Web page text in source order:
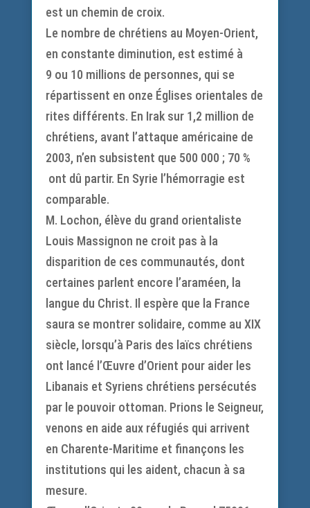
est un chemin de croix.
Le nombre de chrétiens au Moyen-Orient,
en constante diminution, est estimé à
9 ou 10 millions de personnes, qui se
répartissent en onze Églises orientales de
rites différents. En Irak sur 1,2 million de
chrétiens, avant l’attaque américaine de
2003, n’en subsistent que 500 000 ; 70 %
ont dû partir. En Syrie l’hémorragie est
comparable.
M. Lochon, élève du grand orientaliste
Louis Massignon ne croit pas à la
disparition de ces communautés, dont
certaines parlent encore l’araméen, la
langue du Christ. Il espère que la France
saura se montrer solidaire, comme au XIX
siècle, lorsqu’à Paris des laïcs chrétiens
ont lancé l’Œuvre d’Orient pour aider les
Libanais et Syriens chrétiens persécutés
par le pouvoir ottoman. Prions le Seigneur,
venons en aide aux réfugiés qui arrivent
en Charente-Maritime et finançons les
institutions qui les aident, chacun à sa
mesure.